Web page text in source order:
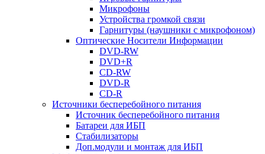
Микрофоны
Устройства громкой связи
Гарнитуры (наушники с микрофоном)
Оптические Носители Информации
DVD-RW
DVD+R
CD-RW
DVD-R
CD-R
Источники бесперебойного питания
Источник бесперебойного питания
Батареи для ИБП
Стабилизаторы
Доп.модули и монтаж для ИБП